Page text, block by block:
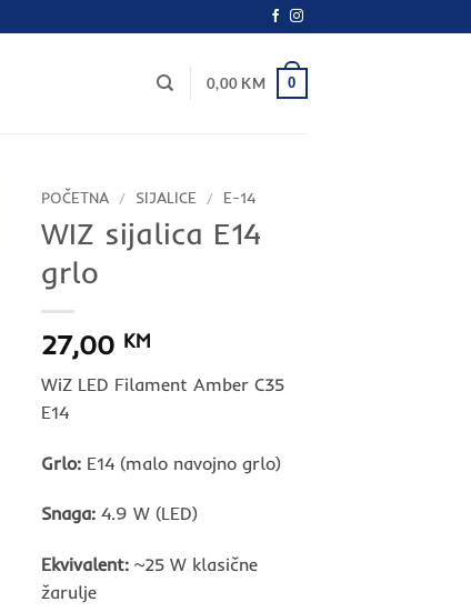
0,00 KM 0
POČETNA / SIJALICE / E-14
WIZ sijalica E14
grlo
27,00 KM
WiZ LED Filament Amber C35
E14
Grlo: E14 (malo navojno grlo)
Snaga: 4.9 W (LED)
Ekvivalent: ~25 W klasične
žarulje